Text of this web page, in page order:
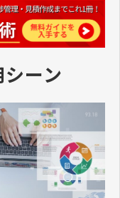
ーン